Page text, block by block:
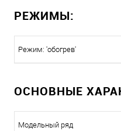
РЕЖИМЫ:
Режим: 'обогрев'
ОСНОВНЫЕ
Модельный ряд